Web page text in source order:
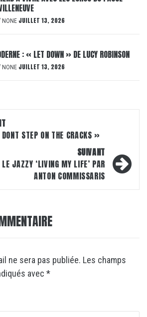
NONE JUILLET 13, 2026
: « LET DOWN » DE LUCY ROBINSON
NONE JUILLET 13, 2026
STEP ON THE CRACKS »
SUIVANT
JAZZY ‘LIVING MY LIFE’ PAR
ANTON COMMISSARIS
ne sera pas publiée. Les champs
avec *